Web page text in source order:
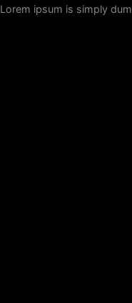
Lorem ipsum is simply